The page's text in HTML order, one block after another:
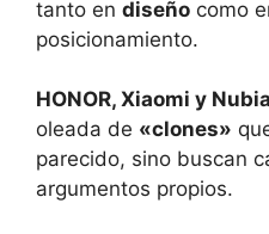
tanto en diseño como
posicionamiento.
HONOR, Xiaomi y Nubia
oleada de «clones»
parecido, sino buscan
argumentos propios.